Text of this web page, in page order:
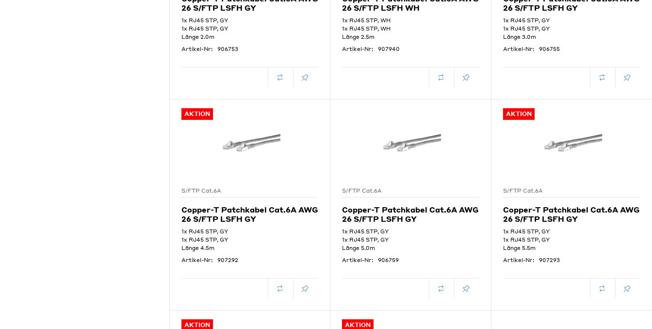
26 S/FTP LSFH GY
1x RJ45 STP, GY
1x RJ45 STP, GY
Länge 2.0m
Artikel-Nr:
906753
26 S/FTP LSFH WH
1x RJ45 STP, WH
1x RJ45 STP, WH
Länge 2.5m
Artikel-Nr:
907940
26 S/FTP LSFH GY
1x RJ45 STP, GY
1x RJ45 STP, GY
Länge 3.0m
Artikel-Nr:
906755
AKTION
S/FTP Cat.6A
Copper-T Patchkabel Cat.6A AWG
26 S/FTP LSFH GY
1x RJ45 STP, GY
1x RJ45 STP, GY
Länge 4.5m
Artikel-Nr:
907292
S/FTP Cat.6A
Copper-T Patchkabel Cat.6A AWG
26 S/FTP LSFH GY
1x RJ45 STP, GY
1x RJ45 STP, GY
Länge 5.0m
Artikel-Nr:
906759
AKTION
S/FTP Cat.6A
Copper-T Patchkabel Cat.6A AWG
26 S/FTP LSFH GY
1x RJ45 STP, GY
1x RJ45 STP, GY
Länge 5.5m
Artikel-Nr:
907293
AKTION AKTION